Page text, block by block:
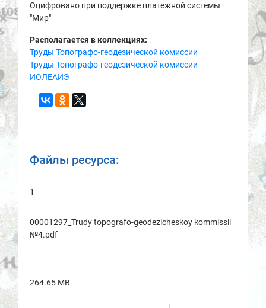
Оцифровано при поддержке платежной системы
"Мир"
Располагается в коллекциях:
Труды Топографо-геодезической комиссии
Труды Топографо-геодезической комиссии
ИОЛЕАИЭ
Файлы ресурса:
1
00001297_Trudy topogrаfo-geodezicheskoy kommissii
№4.pdf
264.65 MB